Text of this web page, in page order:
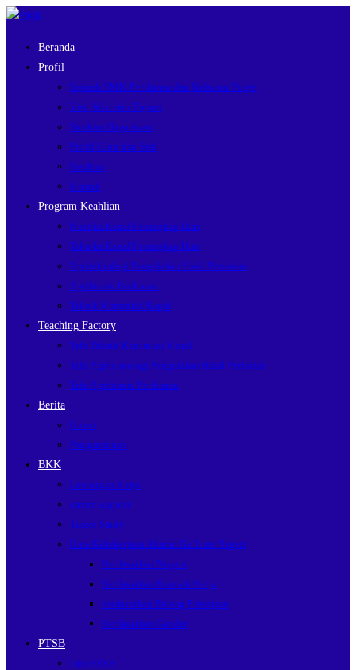
Beranda
Profil
Sejarah SMK Perikanan dan Kelautan Puger
Visi, Misi dan Tujuan
Struktur Organisasi
Profil Guru dan Staf
Fasilitas
Kontak
Program Keahlian
Nautika Kapal Penangkap Ikan
Teknika Kapal Penangkap Ikan
Agriteknologi Pengolahan Hasil Pertanian
Agribisnis Perikanan
Teknik Kontruksi Kapal
Teaching Factory
Tefa Teknik Kontruksi Kapal
Tefa Agriteknologi Pengolahan Hasil Pertanian
Tefa Agribisnis Perikanan
Berita
Galeri
Pengumuman
BKK
Lowongan Kerja
career support
Tracer Study
Data Kebekerjaan Alumni Ke Luar Negeri
Berdasarkan Negara
Berdasarkan Kontrak Kerja
berdasarkan Bidang Pekerjaan
Berdasarkan Gender
PTSB
Info PTSB